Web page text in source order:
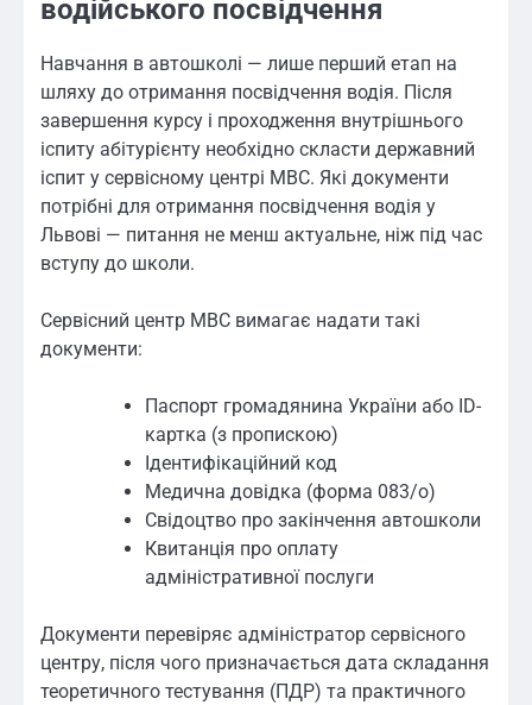
водійського посвідчення
Навчання в автошколі — лише перший етап на
шляху до отримання посвідчення водія. Після
завершення курсу і проходження внутрішнього
іспиту абітурієнту необхідно скласти державний
іспит у сервісному центрі МВС. Які документи
потрібні для отримання посвідчення водія у
Львові — питання не менш актуальне, ніж під час
вступу до школи.
Сервісний центр МВС вимагає надати такі
документи:
Паспорт громадянина України або ID-
картка (з пропискою)
Ідентифікаційний код
Медична довідка (форма 083/о)
Свідоцтво про закінчення автошколи
Квитанція про оплату
адміністративної послуги
Документи перевіряє адміністратор сервісного
центру, після чого призначається дата складання
теоретичного тестування (ПДР) та практичного